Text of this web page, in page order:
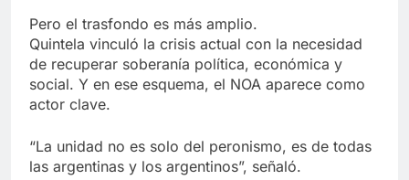
Pero el trasfondo es más amplio.
Quintela vinculó la crisis actual con la necesidad
de recuperar soberanía política, económica y
social. Y en ese esquema, el NOA aparece como
actor clave.
“La unidad no es solo del peronismo, es de todas
las argentinas y los argentinos”, señaló.